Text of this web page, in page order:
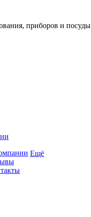
приборов и посуды
Ещё